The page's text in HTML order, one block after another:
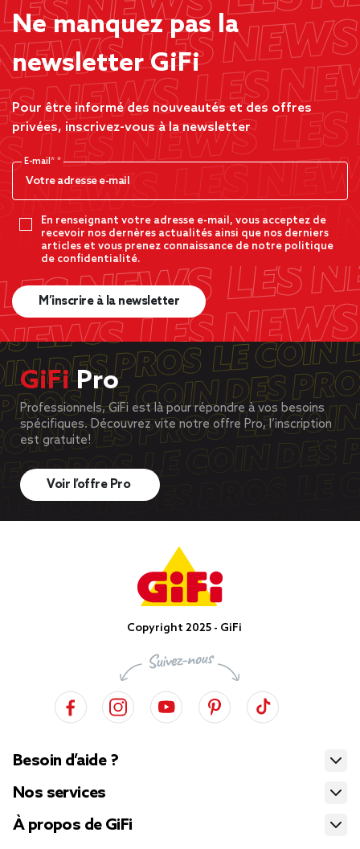
Ne manquez pas la
newsletter GiFi
Pour être informé des nouveautés et des offres
privées, inscrivez-vous à la newsletter
E-mail*
En renseignant votre adresse e-mail, vous acceptez de
recevoir nos dernères actualités ainsi que nos derniers
articles et vous prenez connaissance de notre politique
de confidentialité.
M’inscrire à la newsletter
GiFiPro
Professionnels, GiFi est là pour répondre à vos besoins
spécifiques. Découvrez vite notre offre Pro, l’inscription
est gratuite!
Voir l’offre Pro
Copyright 2025 - GiFi
Besoin d’aide ?
Nos services
À propos de GiFi